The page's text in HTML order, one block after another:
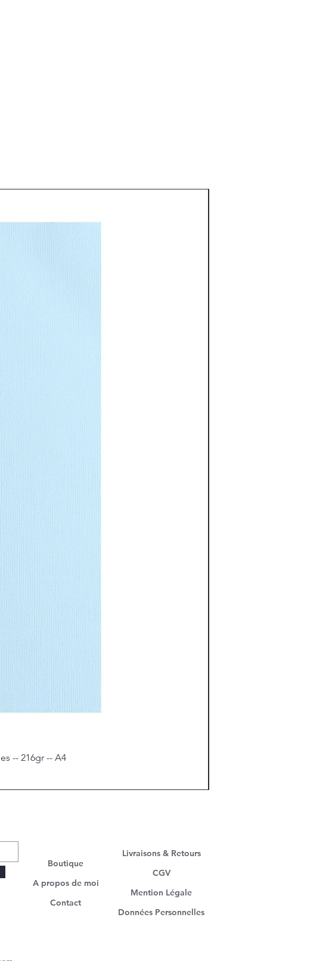
-- 216gr -- A4
Boutique
A propos de moi
Contact
Livraisons & Retours
CGV
Mention Légale
Données Personnelles